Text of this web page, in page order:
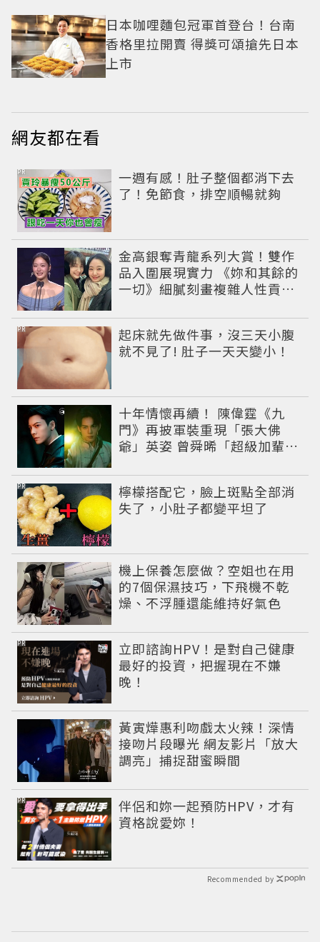
日本咖哩麵包冠軍首登台！台南
香格里拉開賣 得獎可頌搶先日本
上市
網友都在看
一週有感！肚子整個都消下去
了！免節食，排空順暢就夠
PR
金高銀奪青龍系列大賞！雙作
品入圍展現實力 《妳和其餘的
一切》細膩刻畫複雜人性貢獻
起床就先做件事，沒三天小腹
就不見了! 肚子一天天變小！
PR
十年情懷再續！ 陳偉霆《九
門》再披軍裝重現「張大佛
爺」英姿 曾舜晞「超級加輩」
檸檬搭配它，臉上斑點全部消
失了，小肚子都變平坦了
PR
機上保養怎麼做？空姐也在用
的7個保濕技巧，下飛機不乾
燥、不浮腫還能維持好氣色
立即諮詢HPV！是對自己健康
最好的投資，把握現在不嫌
晚！
PR
黃寅燁惠利吻戲太火辣！深情
接吻片段曝光 網友影片「放大
調亮」捕捉甜蜜瞬間
伴侶和妳一起預防HPV，才有
資格說愛妳！
PR
Recommended by